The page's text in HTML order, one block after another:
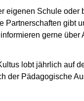
eigenen Schule
Partnerschaften gibt
gerne über
lobt jährlich auf
der Pädagogische